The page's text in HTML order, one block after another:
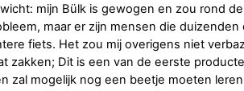
mijn Bülk is gewogen en zou rond
maar er zijn mensen die
fiets. Het zou mij overigens niet
zakken; Dit is een van de eerste
zal mogelijk nog een beetje moeten